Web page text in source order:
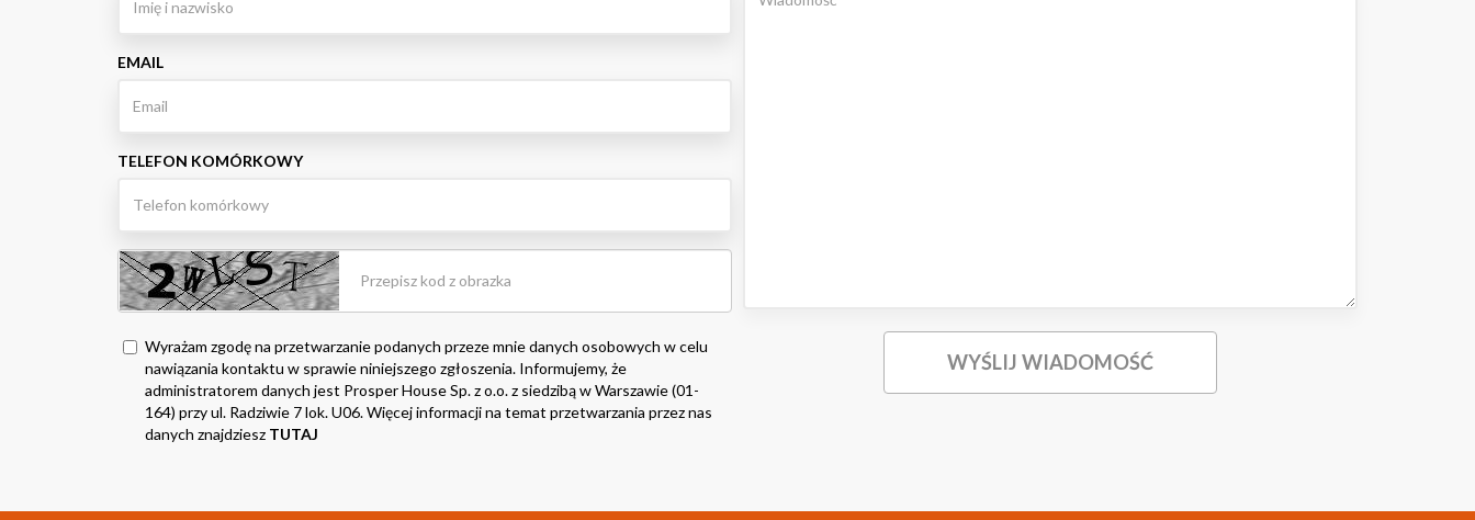
EMAIL
TELEFON KOMÓRKOWY
Wyrażam zgodę na przetwarzanie podanych przeze mnie danych osobowych w celu
nawiązania kontaktu w sprawie niniejszego zgłoszenia. Informujemy, że
administratorem danych jest Prosper House Sp. z o.o. z siedzibą w Warszawie (01-
164) przy ul. Radziwie 7 lok. U06. Więcej informacji na temat przetwarzania przez nas
danych znajdziesz TUTAJ